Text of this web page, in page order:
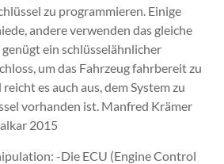
zu programmieren. Einige
andere verwenden das gleiche
ein schlüsselähnlicher
um das Fahrzeug fahrbereit zu
es auch aus, dem System zu
vorhanden ist. Manfred Krämer
2015
-Die ECU (Engine Control